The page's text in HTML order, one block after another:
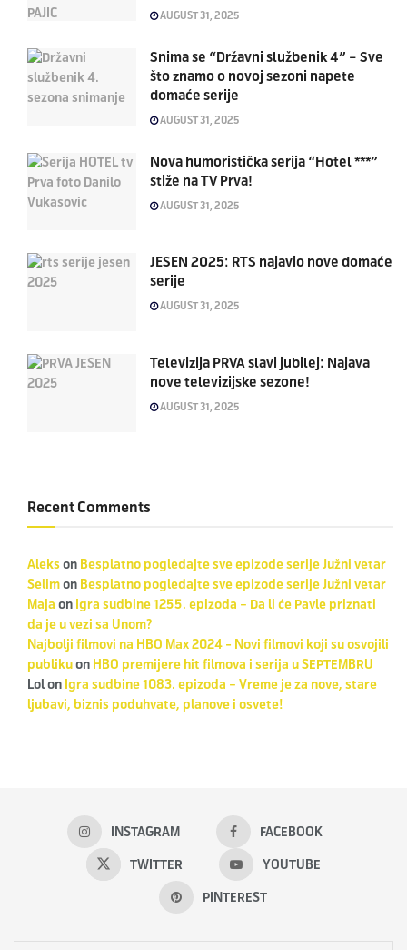
AUGUST 31, 2025
Snima se “Državni službenik 4” – Sve
što znamo o novoj sezoni napete
domaće serije
AUGUST 31, 2025
Nova humoristička serija “Hotel ***”
stiže na TV Prva!
AUGUST 31, 2025
JESEN 2025: RTS najavio nove domaće
serije
AUGUST 31, 2025
Televizija PRVA slavi jubilej: Najava
nove televizijske sezone!
AUGUST 31, 2025
Recent Comments
Alekson Besplatno pogledajte sve epizode serije Južni vetar
Selimon Besplatno pogledajte sve epizode serije Južni vetar
Maja on Igra sudbine 1255. epizoda – Da li će Pavle priznati
da je u vezi sa Unom?
Najbolji filmovi na HBO Max 2024 - Novi filmovi koji su osvojili
publikuon HBO premijere hit filmova i serija u SEPTEMBRU
Lolon Igra sudbine 1083. epizoda – Vreme je za nove, stare
ljubavi, biznis poduhvate, planove i osvete!
INSTAGRAM FACEBOOK
TWITTER YOUTUBE
PINTEREST